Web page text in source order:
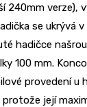
240mm verze),
se ukrývá
hadičce
100 mm.
provedení u
její